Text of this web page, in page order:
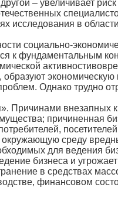
– увеличивает риск
исследования в
социально-
к фундаментальным
экономическую
Однако трудно
Причинами внезапных
причиненная
окружающую среду
для ведения
бизнеса и
в средствах
финансовом